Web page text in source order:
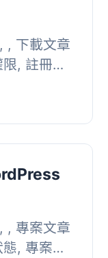
, 下載文章
, 註冊佈
, 專案文章
, 專案位